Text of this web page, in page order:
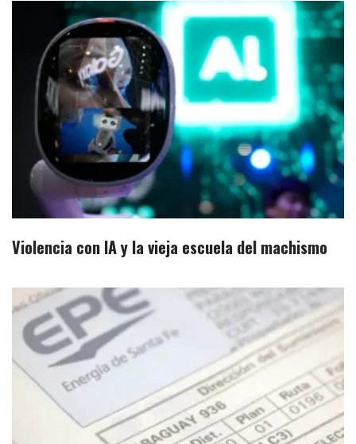
Violencia con IA y la vieja escuela del machismo